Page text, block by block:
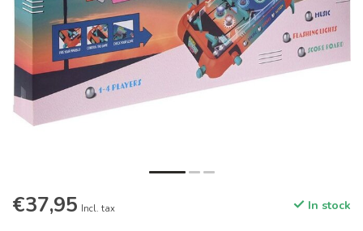
€37,95 Incl. tax In stock